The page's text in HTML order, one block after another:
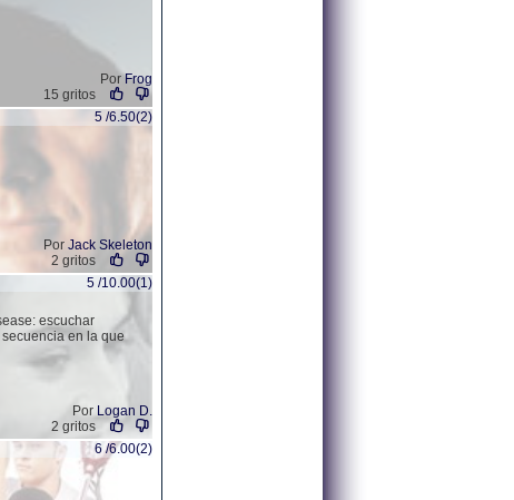
Por Frog
15 gritos
5 /6.50(2)
Por Jack Skeleton
2 gritos
5 /10.00(1)
escuchar
en la que
Por Logan D.
2 gritos
6 /6.00(2)